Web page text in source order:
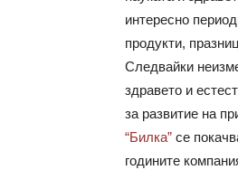
интересно
продукти,
Следвайки
здравето и
за развитие на
“Билка” се
годините